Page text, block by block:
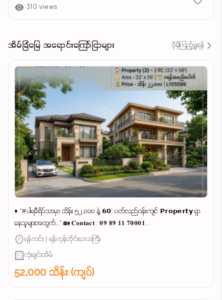
310 views
အိမ်ခြံမြေ အရောင်းကြော်ငြာများ ပိုမိုကြည့်ရှုရန်
♦ "#ပါရမီရိပ်သာမှာ သိန်း ၅၂,၀၀၀ နဲ့ 𝟲𝟬' ပတ်လည်ဝန်းကျင် 𝗣𝗿𝗼𝗽𝗲𝗿𝘁𝘆 ရှာ
နေသူများအတွက်…" 🏡 𝐂𝐨𝐧𝐭𝐚𝐜𝐭 : 𝟎𝟗 𝟖𝟗 𝟏𝟏 𝟕𝟎𝟎𝟎𝟏...
ရန်ကင်း | ရန်ကုန်တိုင်းဒေသကြီး
လုံးချင်းအိမ်
52,000 သိန်း (ကျပ်)